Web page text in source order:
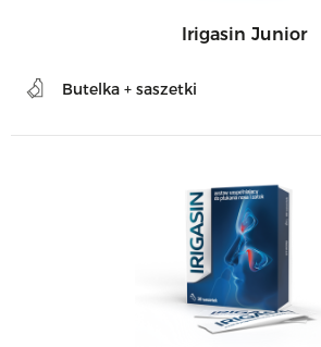
Irigasin Junior
Butelka + saszetki